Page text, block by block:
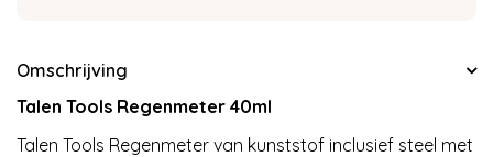
Omschrijving
Talen Tools Regenmeter 40ml
Talen Tools Regenmeter van kunststof inclusief steel met